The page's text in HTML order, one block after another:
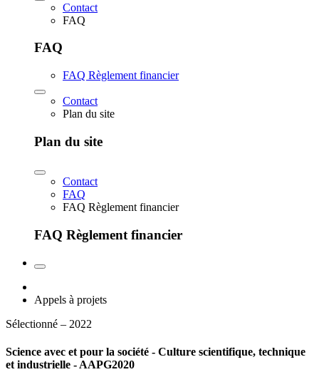
Contact
FAQ
FAQ
FAQ Règlement financier
Contact
Plan du site
Plan du site
Contact
FAQ
FAQ Règlement financier
FAQ Règlement financier
Appels à projets
Sélectionné – 2022
Science avec et pour la société - Culture scientifique, technique
et industrielle - AAPG2020